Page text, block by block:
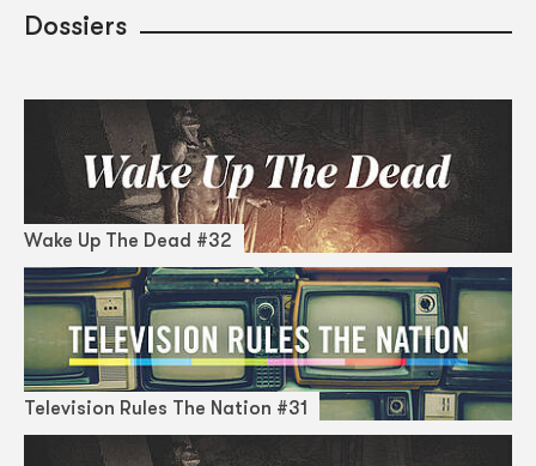
Dossiers
Wake Up The Dead #32
Television Rules The Nation #31